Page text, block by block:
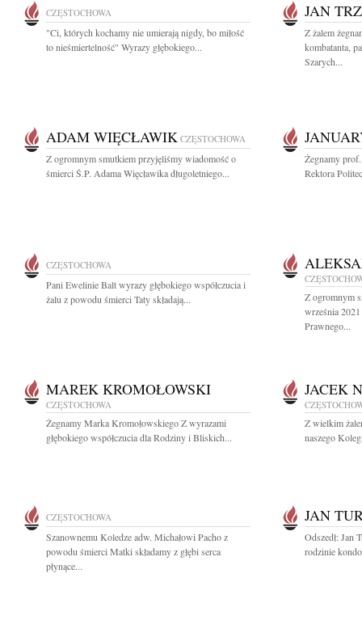
CZĘSTOCHOWA
"Ci, których kochamy nie umierają nigdy, bo miłość
to nieśmiertelność" Wyrazy głębokiego...
JAN
Z żalem
kombatanta,
Szarych...
ADAM WIĘCŁAWIK CZĘSTOCHOWA
Z ogromnym smutkiem przyjęliśmy wiadomość o
śmierci Ś.P. Adama Więcławika długoletniego...
Żegnamy
Rektora
CZĘSTOCHOWA
Pani Ewelinie Balt wyrazy głębokiego współczucia i
żalu z powodu śmierci Taty składają...
Z ogromnym
września
Prawnego...
MAREK KROMOŁOWSKI
CZĘSTOCHOWA
Żegnamy Marka Kromołowskiego Z wyrazami
głębokiego współczucia dla Rodziny i Bliskich...
JACEK
Z wielkim
naszego
CZĘSTOCHOWA
Szanownemu Koledze adw. Michałowi Pacho z
powodu śmierci Matki składamy z głębi serca
płynące...
JAN
Odszedł: Jan
rodzinie